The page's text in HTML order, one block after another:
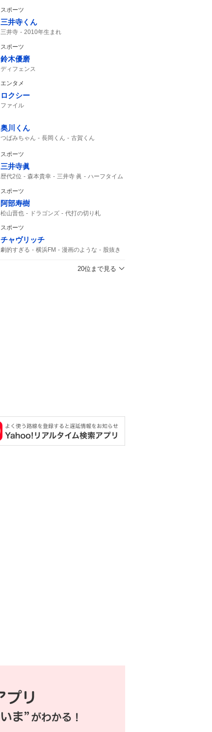
TVer
スポーツ
三井寺くん
三井寺 2010年生まれ
スポーツ
鈴木優磨
ディフェンス
エンタメ
ロクシー
ファイル
奥川くん
つばみちゃん 長岡くん
古賀くん
スポーツ
三井寺眞
歴代2位 森本貴幸 三井寺 眞
ハーフタイム
史上最年少
トラップ
スポーツ
阿部寿樹
松山晋也 ドラゴンズ
代打の切り札
タイムリー
スポーツ
チャヴリッチ
劇的すぎる 横浜FM 漫画のような
股抜き
20位まで見る